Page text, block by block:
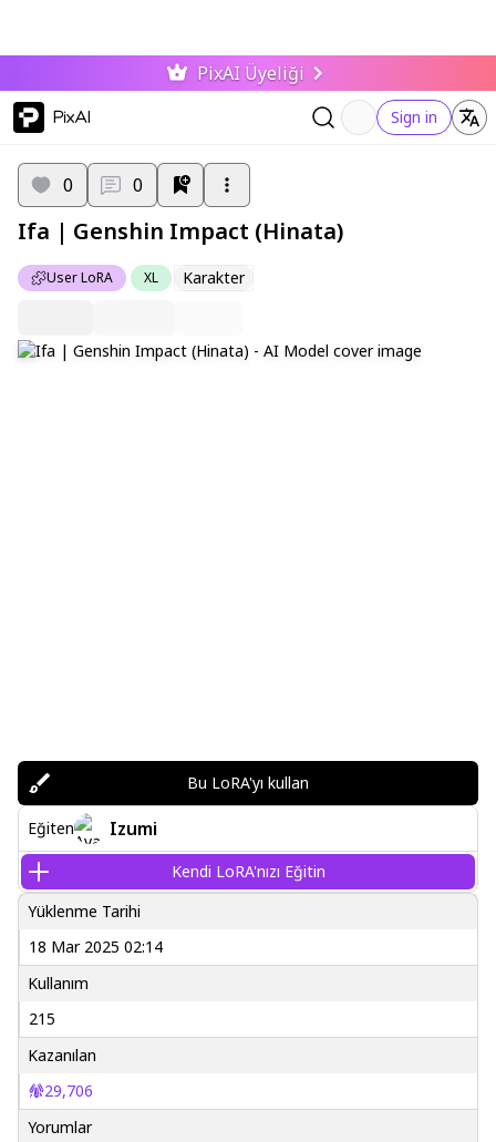
PixAI Üyeliği
PixAI Sign in
User LoRA XL Karakter
0 0
Ifa | Genshin Impact (Hinata)
Bu LoRA'yı kullan
Eğiten Izumi
Kendi LoRA'nızı Eğitin
Yüklenme Tarihi
18 Mar 2025 02:14
Kullanım
215
Kazanılan
29,706
Yorumlar